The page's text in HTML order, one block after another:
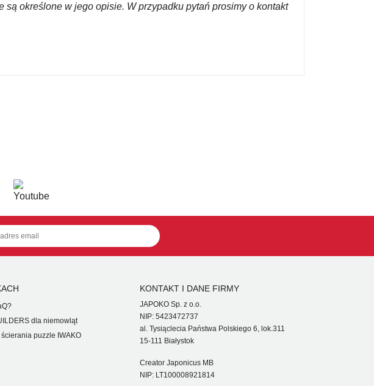
określone w jego opisie. W przypadku pytań prosimy o kontakt
dla niemowląt
puzzle IWAKO
KONTAKT I DANE FIRMY
JAPOKO Sp. z o.o.
NIP: 5423472737
al. Tysiąclecia Państwa Polskiego 6, lok.311
15-111 Białystok
Creator Japonicus MB
NIP: LT100008921814